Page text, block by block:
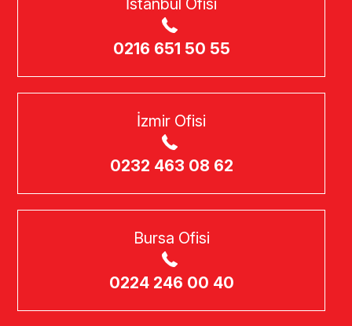
İstanbul Ofisi
0216 651 50 55
İzmir Ofisi
0232 463 08 62
Bursa Ofisi
0224 246 00 40